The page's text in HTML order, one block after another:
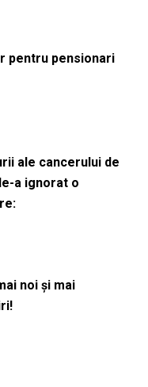
pentru pensionari
ale cancerului de
a ignorat o
noi și mai